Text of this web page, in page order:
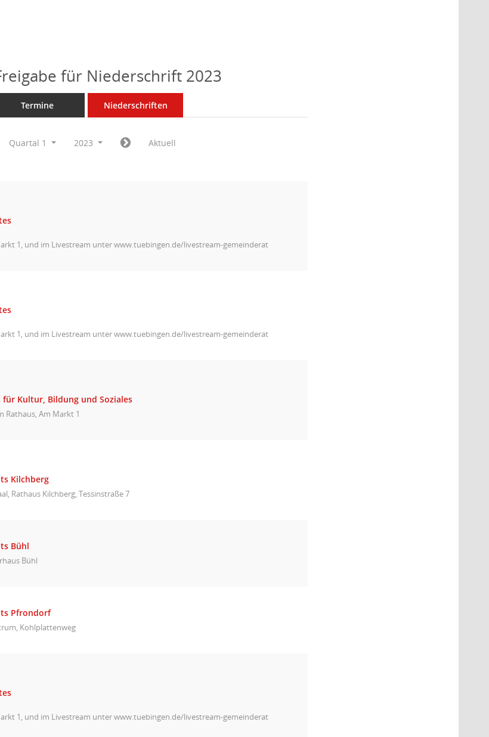
für Niederschrift 2023
Termine Niederschriften
Quartal 1 2023 Aktuell
1, und im Livestream unter www.tuebingen.de/livestream-gemeinderat
1, und im Livestream unter www.tuebingen.de/livestream-gemeinderat
für Kultur, Bildung und Soziales
Rathaus, Am Markt 1
Kilchberg
Rathaus Kilchberg, Tessinstraße 7
Bühl
Bühl
Pfrondorf
Kohlplattenweg
1, und im Livestream unter www.tuebingen.de/livestream-gemeinderat